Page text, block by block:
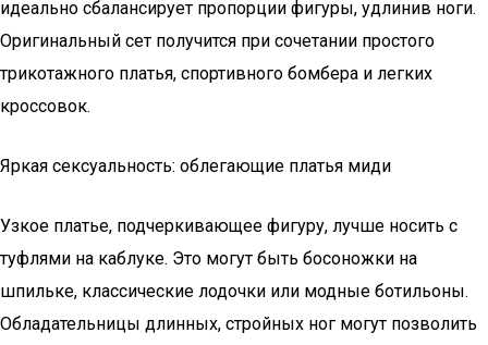
идеально сбалансирует пропорции фигуры, удлинив ноги.
Оригинальный сет получится при сочетании простого
трикотажного платья, спортивного бомбера и легких
кроссовок.
Яркая сексуальность: облегающие платья миди
Узкое платье, подчеркивающее фигуру, лучше носить с
туфлями на каблуке. Это могут быть босоножки на
шпильке, классические лодочки или модные ботильоны.
Обладательницы длинных, стройных ног могут позволить